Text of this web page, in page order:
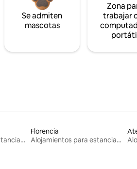
Se admiten
mascotas
Zona
trabajar
Alojamientos para estancias largas
Florencia
Alojamientos para estancias largas